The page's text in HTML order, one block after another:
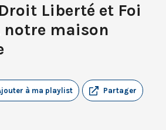
Liberté et Foi
notre maison
Partager
à ma playlist